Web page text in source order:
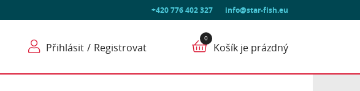
+420 776 402 327 info@star-fish.eu
Přihlásit Registrovat Košík je prázdný